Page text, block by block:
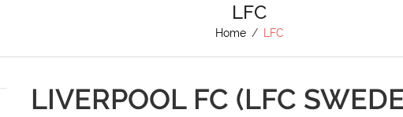
LFC
Home / LFC
LIVERPOOL FC (LFC